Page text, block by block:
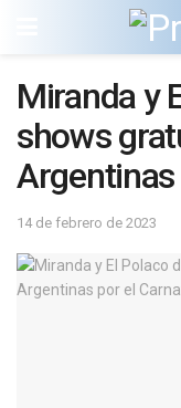
Miranda y
shows
Argentinas
14 de febrero de 2023